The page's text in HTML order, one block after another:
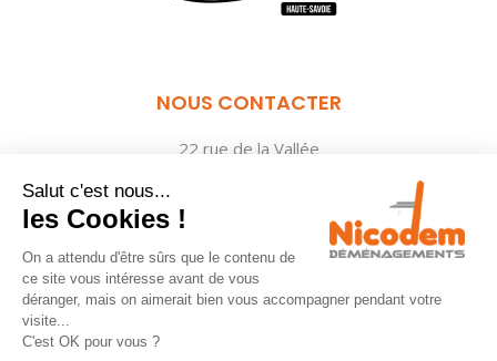
NOUS CONTACTER
22 rue de la Vallée
nicodem@annecy-demenagement.com
Salut c'est nous...
les Cookies !
On a attendu d'être sûrs que le contenu de
ce site vous intéresse avant de vous
déranger, mais on aimerait bien vous accompagner pendant votre
visite...
C'est OK pour vous ?